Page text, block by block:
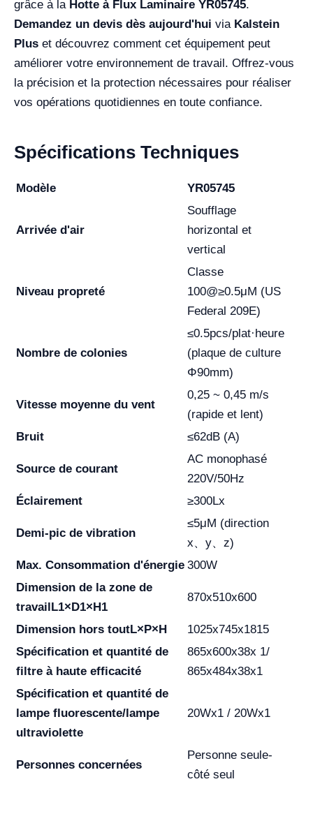
grâce à la Hotte à Flux Laminaire YR05745.
Demandez un devis dès aujourd'hui via Kalstein
Plus et découvrez comment cet équipement peut
améliorer votre environnement de travail. Offrez-vous
la précision et la protection nécessaires pour réaliser
vos opérations quotidiennes en toute confiance.
Spécifications Techniques
Modèle YR05745
Arrivée d'air
Soufflage
horizontal et
vertical
Niveau propreté
Classe
100@≥0.5μM (US
Federal 209E)
Nombre de colonies
≤0.5pcs/plat·heure
(plaque de culture
Φ90mm)
Vitesse moyenne du vent
0,25 ~ 0,45 m/s
(rapide et lent)
Bruit
≤62dB (A)
Source de courant
AC monophasé
220V/50Hz
Éclairement
≥300Lx
Demi-pic de vibration
≤5μM (direction
x、y、z)
Max. Consommation d'énergie 300W
Dimension de la zone de
travailL1×D1×H1
870x510x600
Dimension hors toutL×P×H
1025x745x1815
Spécification et quantité de
filtre à haute efficacité
865x600x38x 1/
865x484x38x1
Spécification et quantité de
lampe fluorescente/lampe
ultraviolette
20Wx1 / 20Wx1
Personnes concernées
Personne seule-
côté seul